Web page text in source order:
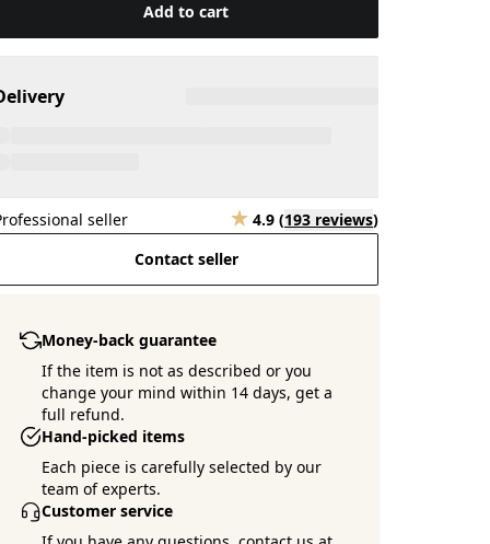
Add to cart
seller 4.9 (193 reviews)
Contact seller
Money-back guarantee
If the item is not as described or you
change your mind within 14 days, get a
full refund.
Hand-picked items
Each piece is carefully selected by our
team of experts.
Customer service